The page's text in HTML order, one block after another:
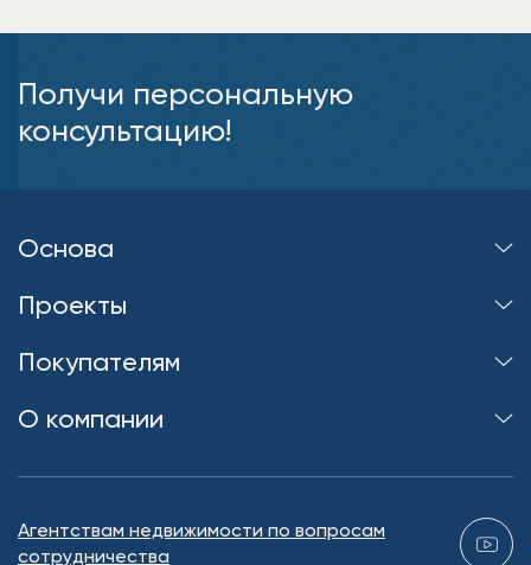
Получи персональную
консультацию!
Основа
Проекты
Покупателям
О компании
Агентствам недвижимости по вопросам
сотрудничества